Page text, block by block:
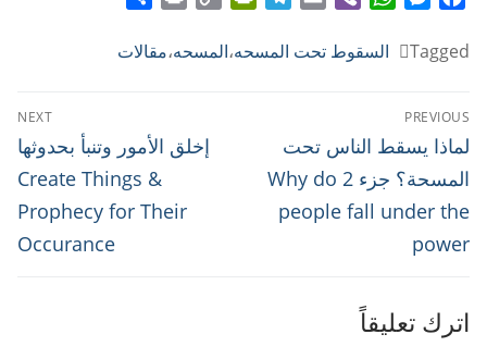
Link
Tagged
السقوط تحت المسحه،المسحه،مقالات
تصفّح
المقالات
PREVIOUS
Previous
post:
لماذا يسقط الناس تحت
المسحة؟ جزء 2 Why do
people fall under the
power
NEXT
Next
إخلق الأمور وتنبأ بحدوثها
Create Things &
Prophecy for Their
Occurance
اترك تعليقاً